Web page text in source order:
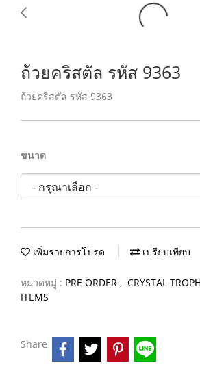
ถ้วยคริสตัล รหัส 9363
ถ้วยคริสตัล รหัส 9363
ขนาด
เพิ่มรายการโปรด เปรียบเทียบ
หมวดหมู่ : PRE ORDER , CRYSTAL
ITEMS
Share